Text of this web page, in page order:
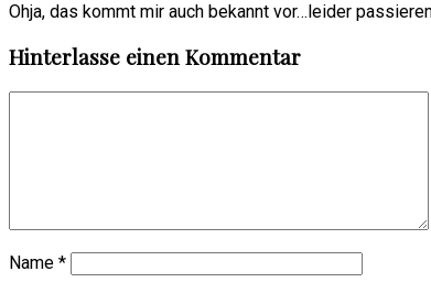
Ohja, das kommt mir auch bekannt vor…leider
Hinterlasse einen Kommentar
Name *